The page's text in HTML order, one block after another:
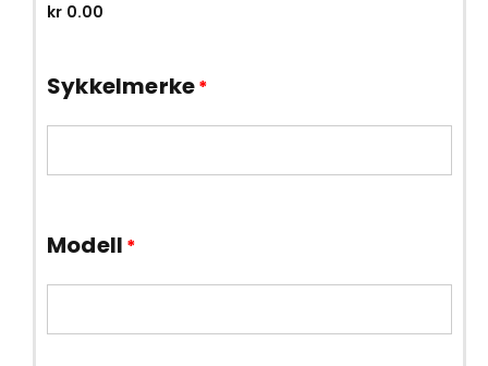
kr 0.00
Sykkelmerke*
Modell *